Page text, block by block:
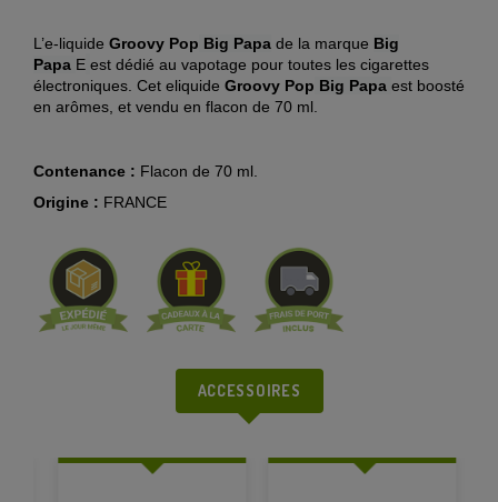
L’e-liquide Groovy Pop Big Papa de la marque Big
Papa E est dédié au vapotage pour toutes les cigarettes
électroniques. Cet eliquide Groovy Pop Big Papa est boosté
en arômes, et vendu en flacon de 70 ml.
Contenance : Flacon de 70 ml.
Origine : FRANCE
ACCESSOIRES